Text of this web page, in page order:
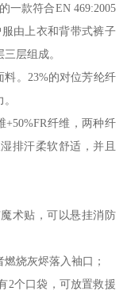
一款符合EN 469:2005
由上衣和背带式裤子
层组成。
。23%的对位芳纶纤
+50%FR纤维，两种纤
排汗柔软舒适，并且
术贴，可以悬挂消防
烧灰烬落入袖口；
2个口袋，可放置救援